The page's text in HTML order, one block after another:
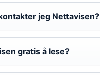
jeg Nettavisen?
gratis å lese?